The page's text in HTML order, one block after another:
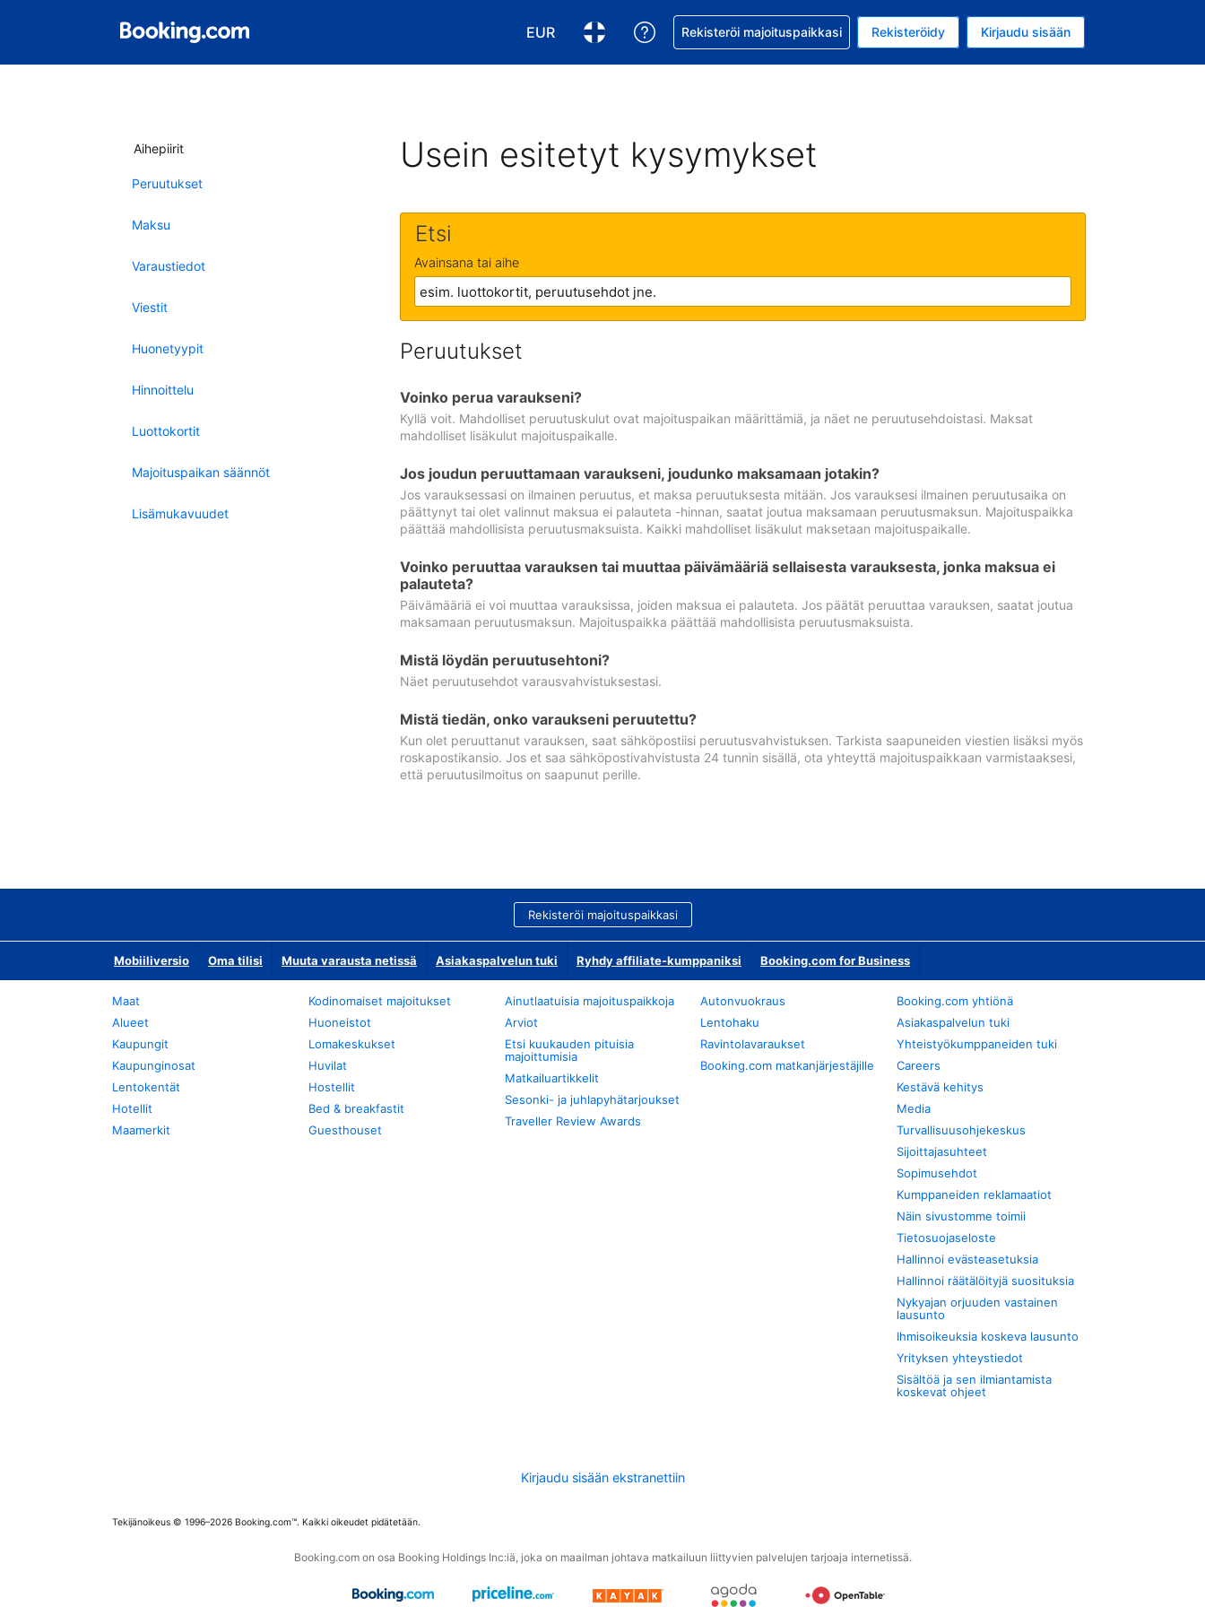
EUR
Valitse valuutta. Tämänhetkinen valuutta on EUR
Valitse kieli. Tämänhetkinen kieli on Suomi
Pyydä apua varauksesi kanssa
Rekisteröi majoituspaikkasi Rekisteröidy Kirjaudu sisään
Aihepiirit
Peruutukset
Maksu
Varaustiedot
Viestit
Huonetyypit
Hinnoittelu
Luottokortit
Majoituspaikan säännöt
Lisämukavuudet
Usein esitetyt kysymykset
Etsi
Avainsana tai aihe
Peruutukset
Voinko perua varaukseni?
Kyllä voit. Mahdolliset peruutuskulut ovat majoituspaikan määrittämiä, ja näet ne peruutusehdoistasi. Maksat
mahdolliset lisäkulut majoituspaikalle.
Jos joudun peruuttamaan varaukseni, joudunko maksamaan jotakin?
Jos varauksessasi on ilmainen peruutus, et maksa peruutuksesta mitään. Jos varauksesi ilmainen peruutusaika on
päättynyt tai olet valinnut maksua ei palauteta -hinnan, saatat joutua maksamaan peruutusmaksun. Majoituspaikka
päättää mahdollisista peruutusmaksuista. Kaikki mahdolliset lisäkulut maksetaan majoituspaikalle.
Voinko peruuttaa varauksen tai muuttaa päivämääriä sellaisesta varauksesta, jonka maksua ei
palauteta?
Päivämääriä ei voi muuttaa varauksissa, joiden maksua ei palauteta. Jos päätät peruuttaa varauksen, saatat joutua
maksamaan peruutusmaksun. Majoituspaikka päättää mahdollisista peruutusmaksuista.
Mistä löydän peruutusehtoni?
Näet peruutusehdot varausvahvistuksestasi.
Mistä tiedän, onko varaukseni peruutettu?
Kun olet peruuttanut varauksen, saat sähköpostiisi peruutusvahvistuksen. Tarkista saapuneiden viestien lisäksi myös
roskapostikansio. Jos et saa sähköpostivahvistusta 24 tunnin sisällä, ota yhteyttä majoituspaikkaan varmistaaksesi,
että peruutusilmoitus on saapunut perille.
Rekisteröi majoituspaikkasi
Mobiiliversio Oma tilisi Muuta varausta netissä Asiakaspalvelun tuki Ryhdy affiliate-kumppaniksi Booking.com for Business
Maat
Alueet
Kaupungit
Kaupunginosat
Lentokentät
Hotellit
Maamerkit
Kodinomaiset majoitukset
Huoneistot
Lomakeskukset
Huvilat
Hostellit
Bed & breakfastit
Guesthouset
Ainutlaatuisia majoituspaikkoja
Arviot
Etsi kuukauden pituisia
majoittumisia
Matkailuartikkelit
Sesonki- ja juhlapyhätarjoukset
Traveller Review Awards
Autonvuokraus
Lentohaku
Ravintolavaraukset
Booking.com matkanjärjestäjille
Booking.com yhtiönä
Asiakaspalvelun tuki
Yhteistyökumppaneiden tuki
Careers
Kestävä kehitys
Media
Turvallisuusohjekeskus
Sijoittajasuhteet
Sopimusehdot
Kumppaneiden reklamaatiot
Näin sivustomme toimii
Tietosuojaseloste
Hallinnoi evästeasetuksia
Hallinnoi räätälöityjä suosituksia
Nykyajan orjuuden vastainen
lausunto
Ihmisoikeuksia koskeva lausunto
Yrityksen yhteystiedot
Sisältöä ja sen ilmiantamista
koskevat ohjeet
Kirjaudu sisään ekstranettiin
Tekijänoikeus © 1996–2026 Booking.com™. Kaikki oikeudet pidätetään.
Booking.com on osa Booking Holdings Inc:iä, joka on maailman johtava matkailuun liittyvien palvelujen tarjoaja internetissä.